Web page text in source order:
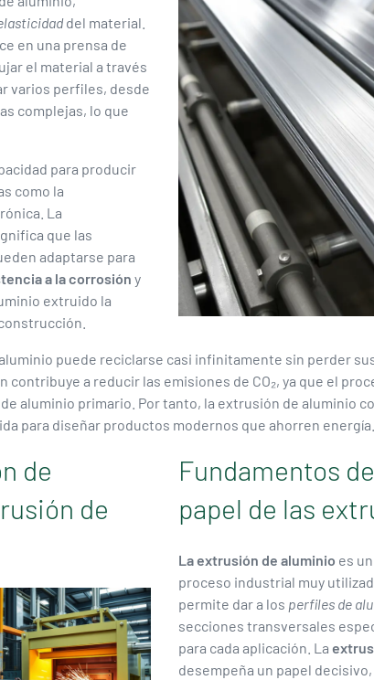
del material.
en una prensa de
el material a través
varios perfiles, desde
complejas, lo que
para producir
como la
La
que las
adaptarse para
a la corrosión y
extruido la
puede reciclarse casi infinitamente sin perder
a reducir las emisiones de CO₂, ya que el
aluminio primario. Por tanto, la extrusión de aluminio
para diseñar productos modernos que ahorren energía.
de
de
Fundamentos
papel de las
La extrusión de aluminio es un
proceso industrial muy
permite dar a los perfiles de
secciones transversales
para cada aplicación. La
desempeña un papel decisivo,